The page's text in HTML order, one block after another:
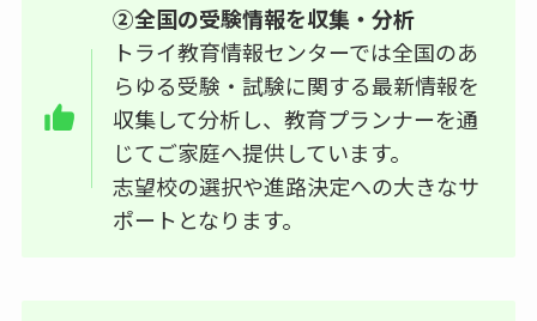
②全国の受験情報を収集・分析
トライ教育情報センターでは全国のあ
らゆる受験・試験に関する最新情報を
収集して分析し、教育プランナーを通
じてご家庭へ提供しています。
志望校の選択や進路決定への大きなサ
ポートとなります。